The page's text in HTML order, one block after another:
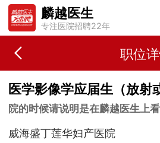
麟越医生
专注医院招聘22年
职位
医学影像学应届生（放射
院的时候请说明是在麟越医生上
威海盛丁莲华妇产医院